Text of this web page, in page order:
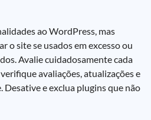
ao WordPress, mas
o site se usados em excesso ou
Avalie cuidadosamente cada
avaliações, atualizações e
e exclua plugins que não